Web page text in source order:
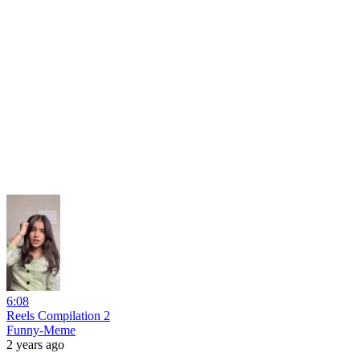
6:08
Reels Compilation 2
Funny-Meme
2 years ago